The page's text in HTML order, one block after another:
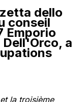
dello
conseil
Emporio
a
la troisième